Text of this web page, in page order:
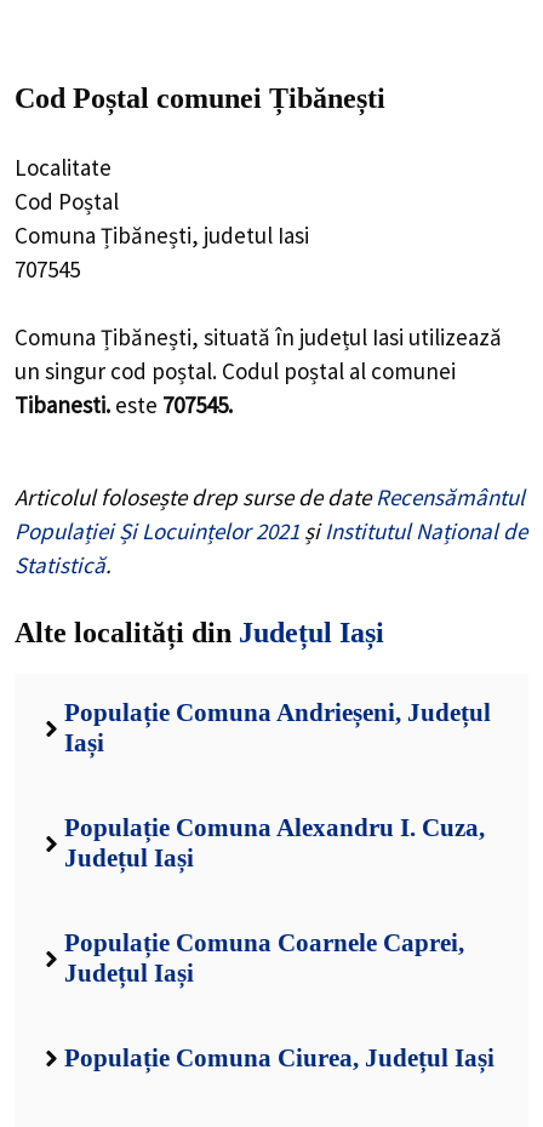
Cod Poștal comunei Țibănești
Localitate
Cod Poștal
Comuna Țibănești, judetul Iasi
707545
Comuna Țibănești, situată în județul Iasi utilizează
un singur cod poștal. Codul poștal al comunei
Tibanesti. este 707545.
Articolul folosește drep surse de dateRecensământul
Populației Și Locuințelor 2021 șiInstitutul Național de
Statistică.
Alte localități din Județul Iași
Populație Comuna Andrieșeni, Județul
Iași
Populație Comuna Alexandru I. Cuza,
Județul Iași
Populație Comuna Coarnele Caprei,
Județul Iași
Populație Comuna Ciurea, Județul Iași